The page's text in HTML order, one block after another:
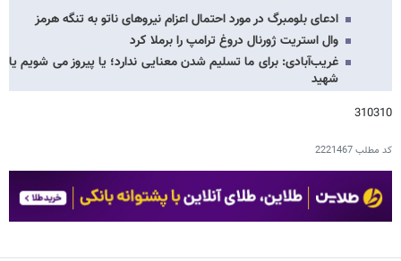
ادعای بلومبرگ در مورد احتمال اعزام نیروهای ناتو به تنگه هرمز
وال استریت ژورنال دروغ ترامپ را برملا کرد
غریب‌آبادی: برای ما تسلیم شدن معنایی ندارد؛ یا پیروز می شویم یا
شهید
310310
کد مطلب2221467